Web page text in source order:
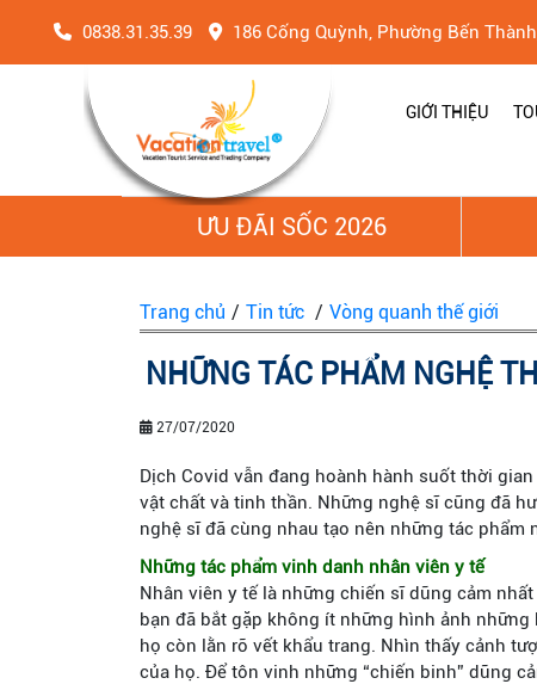
0838.31.35.39 186 Cống Quỳnh, Phường Bến
GIỚI THIỆU
ƯU ĐÃI SỐC 2026
Trang chủ / Tin tức / Vòng quanh thế giới
NHỮNG TÁC PHẨM NGHỆ
27/07/2020
Dịch Covid vẫn đang hoành hành suốt thời
vật chất và tinh thần. Những nghệ sĩ cũng đã
nghệ sĩ đã cùng nhau tạo nên những tác phẩm
Những tác phẩm vinh danh nhân viên y tế
Nhân viên y tế là những chiến sĩ dũng cảm
bạn đã bắt gặp không ít những hình ảnh
họ còn lằn rõ vết khẩu trang. Nhìn thấy cảnh
của họ. Để tôn vinh những “chiến binh” dũng